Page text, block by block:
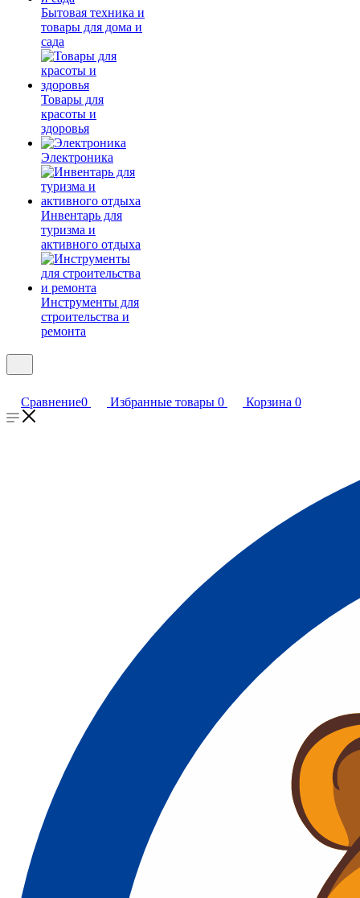
Бытовая техника и
товары для дома и
сада
Товары для
красоты и
здоровья
Электроника
Инвентарь для
туризма и
активного отдыха
Инструменты для
строительства и
ремонта
Сравнение0 Избранные товары 0 Корзина 0